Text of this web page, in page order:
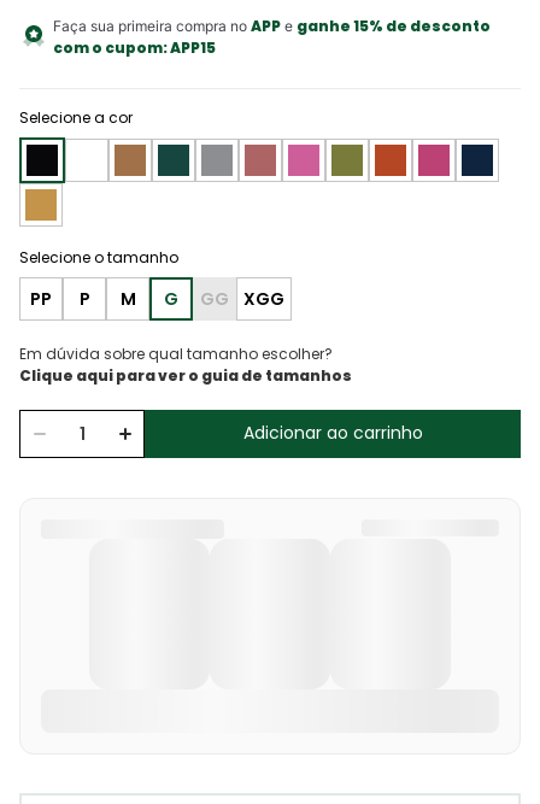
Faça sua primeira compra no APPe ganhe 15% de desconto
com o cupom:APP15
Selecione a cor
PP P M G GG XGG
Em dúvida sobre qual tamanho escolher?
Adicionar ao carrinho